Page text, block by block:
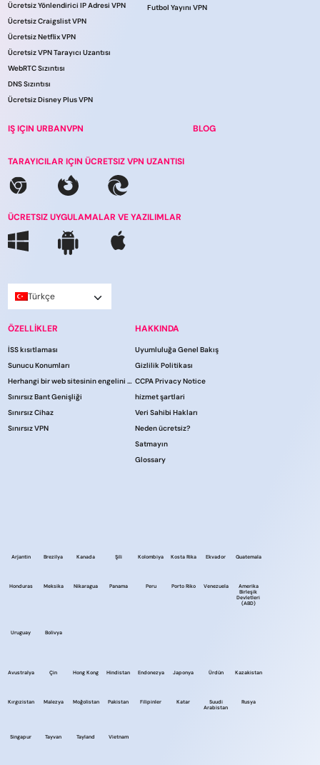
Ücretsiz Yönlendirici IP Adresi VPN
Ücretsiz Craigslist VPN
Ücretsiz Netflix VPN
Ücretsiz VPN Tarayıcı Uzantısı
WebRTC Sızıntısı
DNS Sızıntısı
Ücretsiz Disney Plus VPN
IŞ IÇIN URBANVPN
Futbol Yayını VPN
BLOG
TARAYICILAR IÇIN ÜCRETSIZ VPN UZANTISI
ÜCRETSIZ UYGULAMALAR VE YAZILIMLAR
Türkçe
ÖZELLİKLER
İSS kısıtlaması
Sunucu Konumları
Herhangi bir web sitesinin engelini kaldırın
Sınırsız Bant Genişliği
Sınırsız Cihaz
Sınırsız VPN
HAKKINDA
Uyumluluğa Genel Bakış
Gizlilik Politikası
CCPA Privacy Notice
hi̇zmet şartlari
Veri Sahibi Hakları
Neden ücretsiz?
Satmayın
Glossary
Arjantin Brezilya Kanada Şili Kolombiya Kosta Rika Ekvador Guatemala
Honduras Meksika Nikaragua Panama Peru Porto Riko Venezuela
Amerika
Birleşik
Devletleri
(ABD)
Uruguay Bolivya
Avustralya Çin Hong Kong Hindistan Endonezya Japonya Ürdün Kazakistan
Kırgızistan Malezya Moğolistan Pakistan Filipinler Katar
Suudi
Arabistan
Rusya
Singapur Tayvan Tayland Vietnam